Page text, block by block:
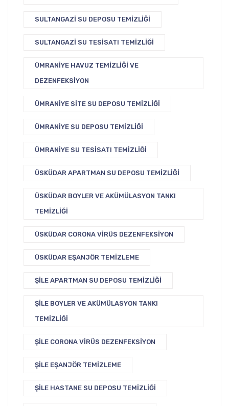
SULTANGAZI SU DEPOSU TEMIZLIĞI
SULTANGAZI SU TESISATI TEMIZLIĞI
ÜMRANIYE HAVUZ TEMIZLIĞI VE
DEZENFEKSIYON
ÜMRANIYE SITE SU DEPOSU TEMIZLIĞI
ÜMRANIYE SU DEPOSU TEMIZLIĞI
ÜMRANIYE SU TESISATI TEMIZLIĞI
ÜSKÜDAR APARTMAN SU DEPOSU TEMIZLIĞI
ÜSKÜDAR BOYLER VE AKÜMÜLASYON TANKI
TEMIZLIĞI
ÜSKÜDAR CORONA VIRÜS DEZENFEKSIYON
ÜSKÜDAR EŞANJÖR TEMIZLEME
ŞILE APARTMAN SU DEPOSU TEMIZLIĞI
ŞILE BOYLER VE AKÜMÜLASYON TANKI
TEMIZLIĞI
ŞILE CORONA VIRÜS DEZENFEKSIYON
ŞILE EŞANJÖR TEMIZLEME
ŞILE HASTANE SU DEPOSU TEMIZLIĞI